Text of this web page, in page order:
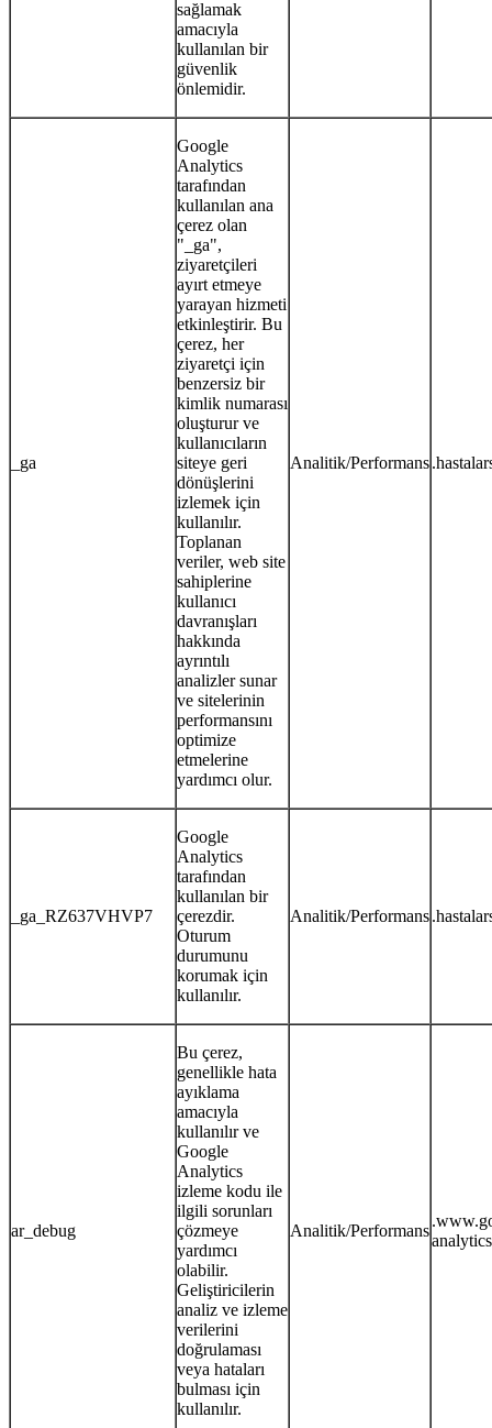
sağlamak
amacıyla
kullanılan bir
güvenlik
önlemidir.
_ga
Google
Analytics
tarafından
kullanılan ana
çerez olan
"_ga",
ziyaretçileri
ayırt etmeye
yarayan hizmeti
etkinleştirir. Bu
çerez, her
ziyaretçi için
benzersiz bir
kimlik numarası
oluşturur ve
kullanıcıların
siteye geri
dönüşlerini
izlemek için
kullanılır.
Toplanan
veriler, web site
sahiplerine
kullanıcı
davranışları
hakkında
ayrıntılı
analizler sunar
ve sitelerinin
performansını
optimize
etmelerine
yardımcı olur.
Analitik/Performans
_ga_RZ637VHVP7
Google
Analytics
tarafından
kullanılan bir
çerezdir.
Oturum
durumunu
korumak için
kullanılır.
Analitik/Performans
ar_debug
Bu çerez,
genellikle hata
ayıklama
amacıyla
kullanılır ve
Google
Analytics
izleme kodu ile
ilgili sorunları
çözmeye
yardımcı
olabilir.
Geliştiricilerin
analiz ve izleme
verilerini
doğrulaması
veya hataları
bulması için
kullanılır.
Analitik/Performans